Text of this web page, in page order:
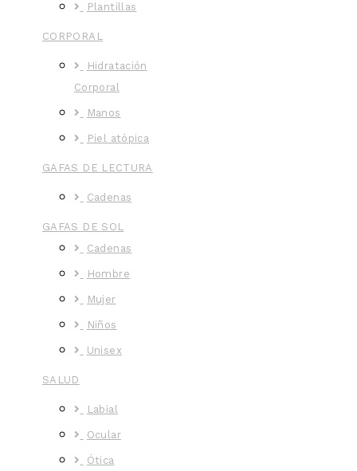
Plantillas
CORPORAL
Hidratación
Corporal
Manos
Piel atópica
GAFAS DE LECTURA
Cadenas
GAFAS DE SOL
Cadenas
Hombre
Mujer
Niños
Unisex
SALUD
Labial
Ocular
Ótica